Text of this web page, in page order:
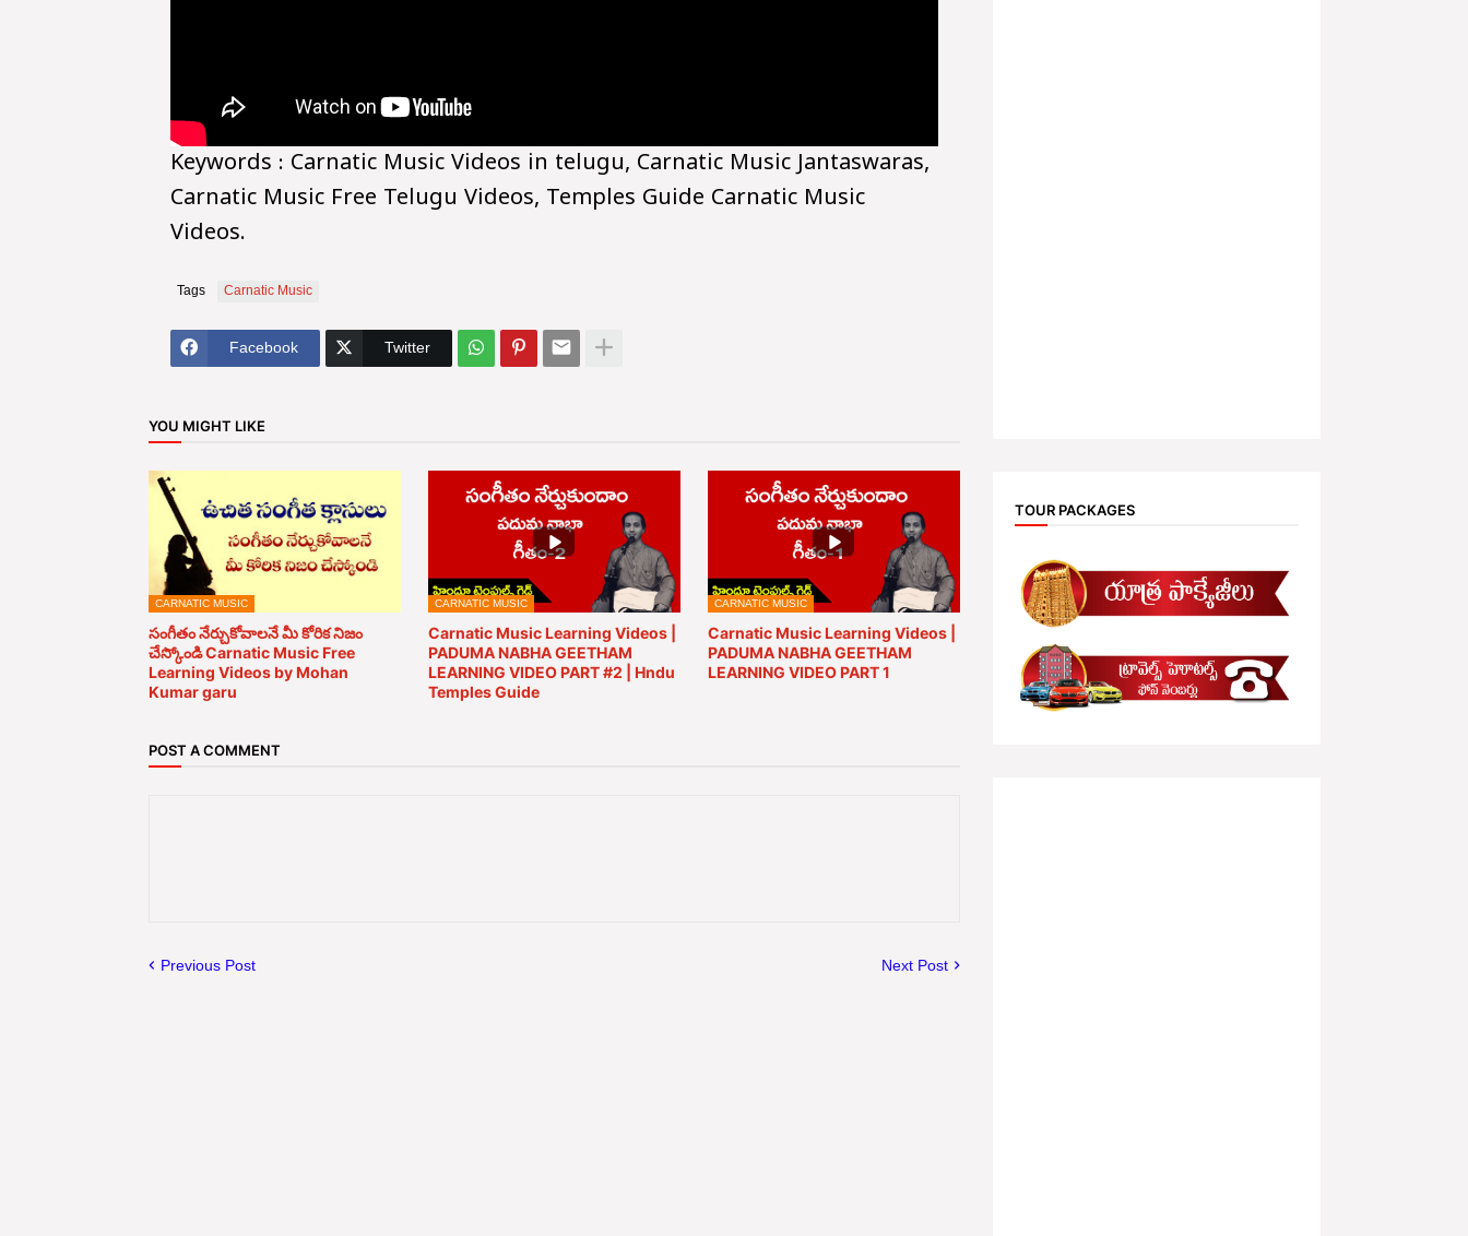
Keywords : Carnatic Music Videos in telugu, Carnatic Music Jantaswaras,
Carnatic Music Free Telugu Videos, Temples Guide Carnatic Music
Videos.
Tags Carnatic Music
Facebook Twitter
YOU MIGHT LIKE
CARNATIC MUSIC
సంగీతం నేర్చుకోవాలనే మీ కోరిక నిజం
చేస్కోండి Carnatic Music Free
Learning Videos by Mohan
Kumar garu
CARNATIC MUSIC
Carnatic Music Learning Videos |
PADUMA NABHA GEETHAM
LEARNING VIDEO PART #2 | Hndu
Temples Guide
CARNATIC MUSIC
Carnatic Music Learning Videos |
PADUMA NABHA GEETHAM
LEARNING VIDEO PART 1
POST A COMMENT
Previous Post Next Post
TOUR PACKAGES